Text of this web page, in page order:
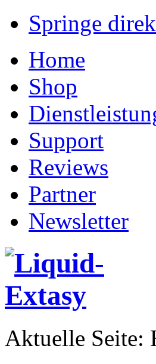
Springe
Home
Shop
Support
Reviews
Partner
Newsletter
Aktuelle Seite: